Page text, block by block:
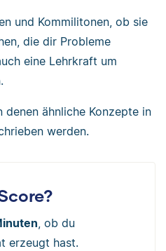
und Kommilitonen, ob sie
die dir Probleme
eine Lehrkraft um
denen ähnliche Konzepte in
werden.
, ob du
erzeugt hast.